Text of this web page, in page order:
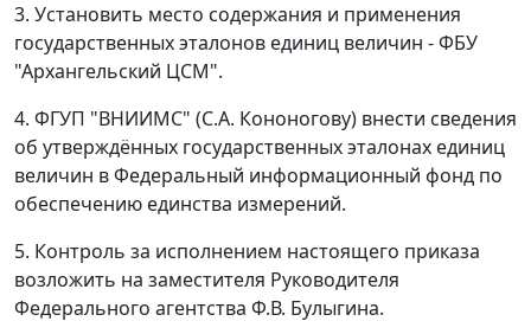
3. Установить место содержания и применения
государственных эталонов единиц величин - ФБУ
"Архангельский ЦСМ".
4. ФГУП "ВНИИМС" (С.А. Кононогову) внести сведения
об утверждённых государственных эталонах единиц
величин в Федеральный информационный фонд по
обеспечению единства измерений.
5. Контроль за исполнением настоящего приказа
возложить на заместителя Руководителя
Федерального агентства Ф.В. Булыгина.